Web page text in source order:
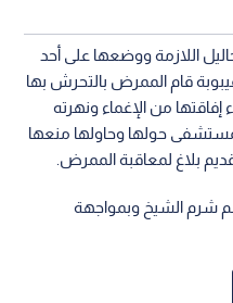
اللازمة ووضعها على أحد
قام الممرض بالتحرش بها
من الإغماء ونهرته
حولها وحاولها منعها
بلاغ لمعاقبة الممرض.
شرم الشيخ وبمواجهة